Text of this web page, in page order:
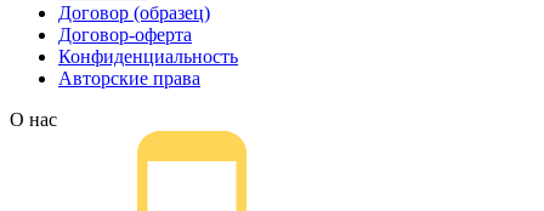
Договор (образец)
Договор-оферта
Конфиденциальность
Авторские права
О нас